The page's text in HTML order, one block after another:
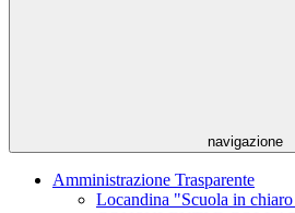
navigazione
Amministrazione Trasparente
Locandina "Scuola in